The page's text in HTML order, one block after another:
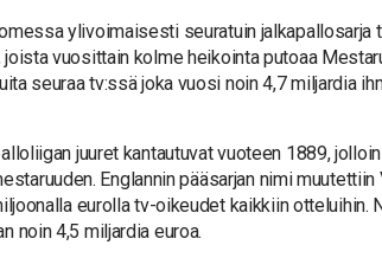
ylivoimaisesti seuratuin jalkapallosarja
vuosittain kolme heikointa putoaa
seuraa tv:ssä joka vuosi noin 4,7 miljardia
juuret kantautuvat vuoteen 1889,
Englannin pääsarjan nimi
eurolla tv-oikeudet kaikkiin otteluihin.
noin 4,5 miljardia euroa.